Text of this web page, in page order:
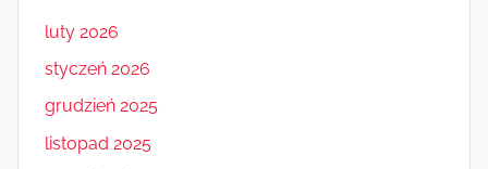
luty 2026
styczeń 2026
grudzień 2025
listopad 2025